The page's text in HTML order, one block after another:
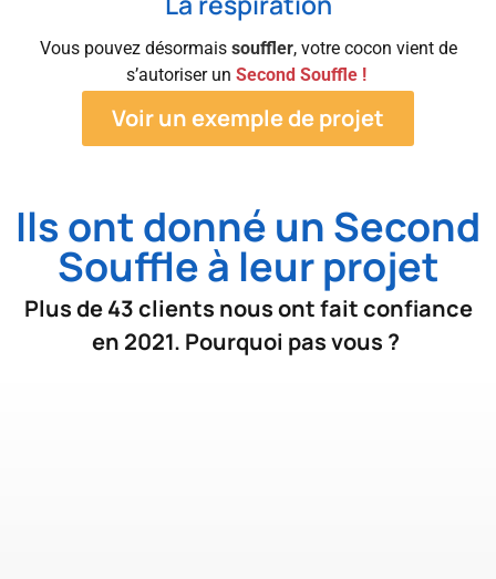
Vous pouvez désormais souffler, votre cocon vient de
s’autoriser un Second Souffle !
Voir un exemple de projet
Ils ont donné un Second
Souffle à leur projet
Plus de 43 clients nous ont fait confiance
en 2021. Pourquoi pas vous ?